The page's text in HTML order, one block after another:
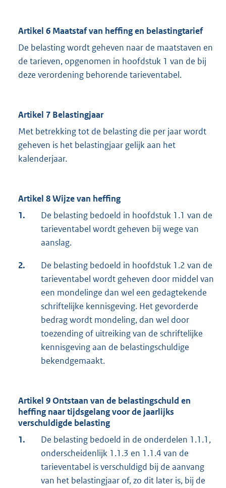
Artikel 6 Maatstaf van heffing en belastingtarief
De belasting wordt geheven naar de maatstaven en
de tarieven, opgenomen in hoofdstuk 1 van de bij
deze verordening behorende tarieventabel.
Artikel 7 Belastingjaar
Met betrekking tot de belasting die per jaar wordt
geheven is het belastingjaar gelijk aan het
kalenderjaar.
Artikel 8 Wijze van heffing
1.
De belasting bedoeld in hoofdstuk 1.1 van de
tarieventabel wordt geheven bij wege van
aanslag.
2.
De belasting bedoeld in hoofdstuk 1.2 van de
tarieventabel wordt geheven door middel van
een mondelinge dan wel een gedagtekende
schriftelijke kennisgeving. Het gevorderde
bedrag wordt mondeling, dan wel door
toezending of uitreiking van de schriftelijke
kennisgeving aan de belastingschuldige
bekendgemaakt.
Artikel 9 Ontstaan van de belastingschuld en
heffing naar tijdsgelang voor de jaarlijks
verschuldigde belasting
1.
De belasting bedoeld in de onderdelen 1.1.1,
onderscheidenlijk 1.1.3 en 1.1.4 van de
tarieventabel is verschuldigd bij de aanvang
van het belastingjaar of, zo dit later is, bij de